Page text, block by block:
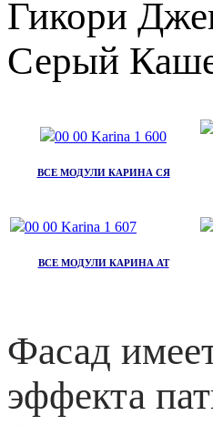
Гикори
Серый
ВСЕ МОДУЛИ КАРИНА СЯ
ВСЕ МОДУЛИ КАРИНА АТ
Фасад
эффекта